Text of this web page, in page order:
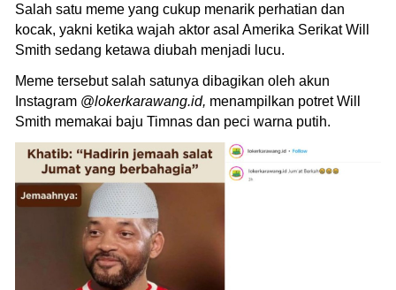
Salah satu meme yang cukup menarik perhatian dan
kocak, yakni ketika wajah aktor asal Amerika Serikat Will
Smith sedang ketawa diubah menjadi lucu.
Meme tersebut salah satunya dibagikan oleh akun
Instagram @lokerkarawang.id, menampilkan potret Will
Smith memakai baju Timnas dan peci warna putih.